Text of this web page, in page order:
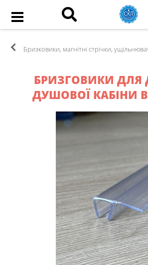
Бризковики, магнітні стрічки,
БРИЗГОВИКИ ДЛЯ
ДУШОВОЇ КАБІНИ